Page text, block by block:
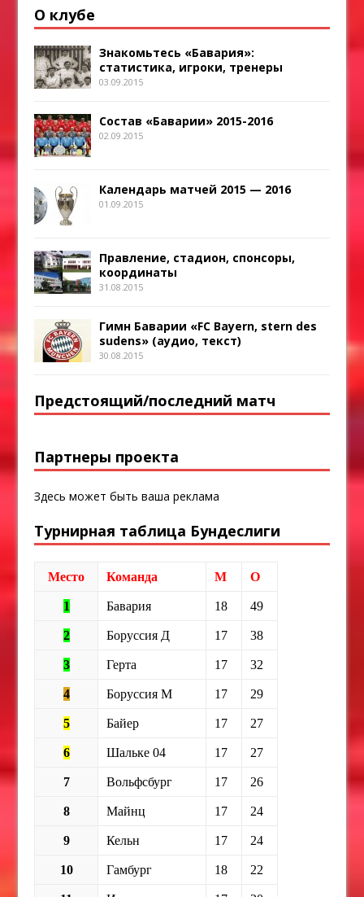
О клубе
Знакомьтесь «Бавария»:
статистика, игроки, тренеры
03.09.2015
Состав «Баварии» 2015-2016
02.09.2015
Календарь матчей 2015 — 2016
01.09.2015
Правление, стадион, спонсоры,
координаты
31.08.2015
Гимн Баварии «FC Bayern, stern des
sudens» (аудио, текст)
30.08.2015
Предстоящий/последний матч
Партнеры проекта
Здесь может быть ваша реклама
Турнирная таблица Бундеслиги
Место Команда М О
1 Бавария 18 49
2 Боруссия Д 17 38
3 Герта 17 32
4 Боруссия М 17 29
5 Байер 17 27
6 Шальке 04 17 27
7 Вольфсбург 17 26
8 Майнц 17 24
9 Кельн 17 24
10 Гамбург 18 22